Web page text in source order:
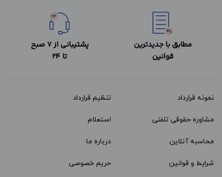
مطابق با جدیدترین
قوانین
پشتیبانی از 7 صبح
تا 24
نمونه قرارداد‌ تنظیم قرارداد
مشاوره حقوقی تلفنی استعلام
محاسبه آنلاین درباره ما
شرایط و قوانین حریم خصوصی